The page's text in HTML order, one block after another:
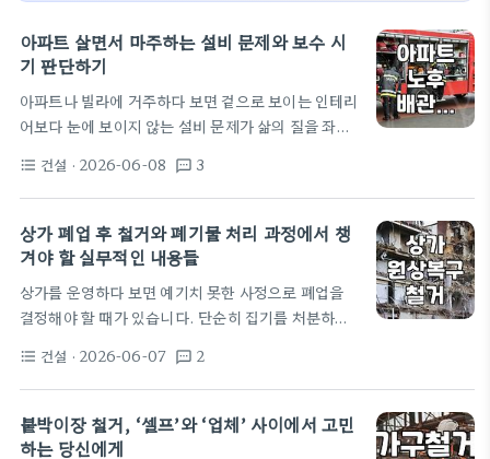
아파트 살면서 마주하는 설비 문제와 보수 시
기 판단하기
아파트나 빌라에 거주하다 보면 겉으로 보이는 인테리
어보다 눈에 보이지 않는 설비 문제가 삶의 질을 좌우
구축 아파트로 이사를 가거나 거주 중이라면 화장실
변기 물빠짐 현상이나 원인 모를 누수, 배관 노후화와
같은 문제들을 한 번쯤은 겪게 됩니다. 인테리어 공사
는 예쁘게 꾸미는 것에서 끝나지만, 설비는 한번 문제
미리 상태를 파악하는 것이 중요합니다. 가장 흔하게
겪는 설비 트러블 중 하나는 욕실 변기와 욕조 배수구
입니다. 변기 물빠짐 현상이 지속되면 배관 내부의…
format_list_bulleted 건설 · 2026-06-08 textsms 3
상가 폐업 후 철거와 폐기물 처리 과정에서 챙
겨야 할 실무적인 내용들
상가를 운영하다 보면 예기치 못한 사정으로 폐업을
결정해야 할 때가 있습니다. 단순히 집기를 처분하는
원상복구 조항을 이행하는 과정이 생각보다 복잡하고
비용도 많이 듭니다. 특히 철거 과정에서 발생하는 방
대한 양의 폐기물은 자영업자가 직접 처리하기 어려운
경우가 많아 전문 업체의 도움을 받는 것이 필수적입
format_list_bulleted 건설 · 2026-06-07 textsms 2
붙박이장 철거, ‘셀프’와 ‘업체’ 사이에서 고민
하는 당신에게